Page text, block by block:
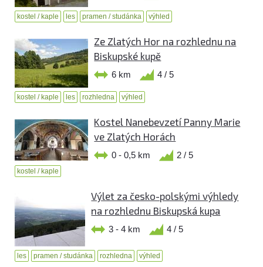
kostel / kaple les pramen / studánka výhled
Ze Zlatých Hor na rozhlednu na
Biskupské kupě
6 km 4 / 5
kostel / kaple les rozhledna výhled
Kostel Nanebevzetí Panny Marie
ve Zlatých Horách
0 - 0,5 km 2 / 5
kostel / kaple
Výlet za česko-polskými výhledy
na rozhlednu Biskupská kupa
3 - 4 km 4 / 5
les pramen / studánka rozhledna výhled